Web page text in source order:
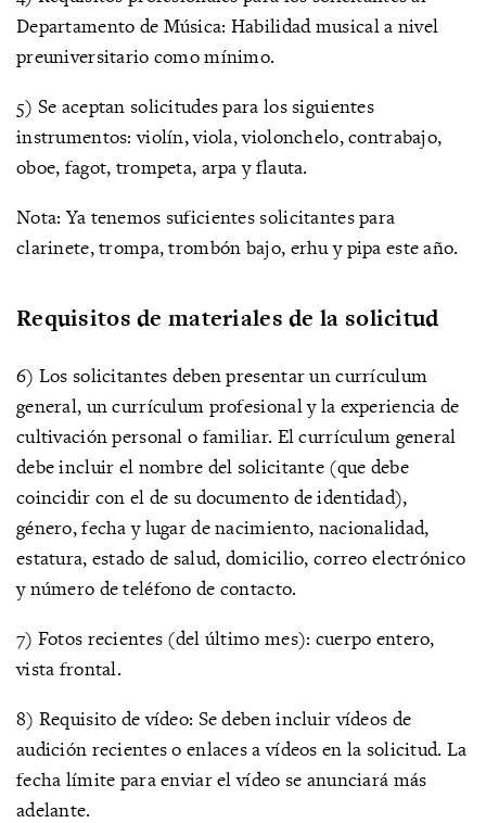
Departamento de Música: Habilidad musical a nivel
preuniversitario como mínimo.
5) Se aceptan solicitudes para los siguientes
instrumentos: violín, viola, violonchelo, contrabajo,
oboe, fagot, trompeta, arpa y flauta.
Nota: Ya tenemos suficientes solicitantes para
clarinete, trompa, trombón bajo, erhu y pipa este año.
Requisitos de materiales de la solicitud
6) Los solicitantes deben presentar un currículum
general, un currículum profesional y la experiencia de
cultivación personal o familiar. El currículum general
debe incluir el nombre del solicitante (que debe
coincidir con el de su documento de identidad),
género, fecha y lugar de nacimiento, nacionalidad,
estatura, estado de salud, domicilio, correo electrónico
y número de teléfono de contacto.
7) Fotos recientes (del último mes): cuerpo entero,
vista frontal.
8) Requisito de vídeo: Se deben incluir vídeos de
audición recientes o enlaces a vídeos en la solicitud. La
fecha límite para enviar el vídeo se anunciará más
adelante.